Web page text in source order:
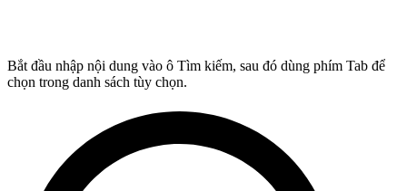
Bắt đầu nhập nội dung vào ô Tìm kiếm, sau đó dùng phím Tab để
chọn trong danh sách tùy chọn.